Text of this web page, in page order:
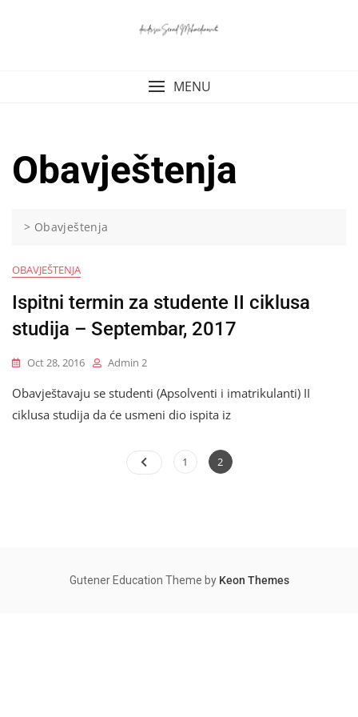
MENU
Obavještenja
> Obavještenja
OBAVJEŠTENJA
Ispitni termin za studente II ciklusa
studija – Septembar, 2017
Oct 28, 2016 Admin 2
Obavještavaju se studenti (Apsolventi i imatrikulanti) II
ciklusa studija da će usmeni dio ispita iz
Posts
Page
1 Page
2
Gutener Education Theme by Keon Themes